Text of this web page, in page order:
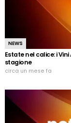
NEWS
Estate nel calice: i
stagione
circa un mese fa